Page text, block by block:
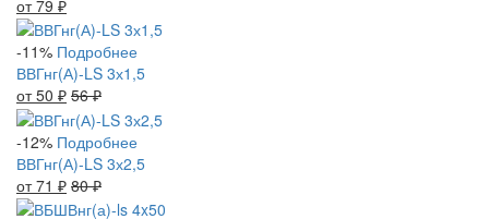
от 79 ₽
-11% Подробнее
ВВГнг(А)-LS 3х1,5
от 50 ₽ 56₽
-12% Подробнее
ВВГнг(А)-LS 3х2,5
от 71 ₽ 80₽